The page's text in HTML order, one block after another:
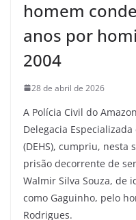
homem
anos por
2004
28 de abril de 2026
A Polícia Civil do
Delegacia
(DEHS), cumpriu, nesta
prisão decorrente de
Walmir Silva Souza, de
como Gaguinho, pelo
Rodrigues.